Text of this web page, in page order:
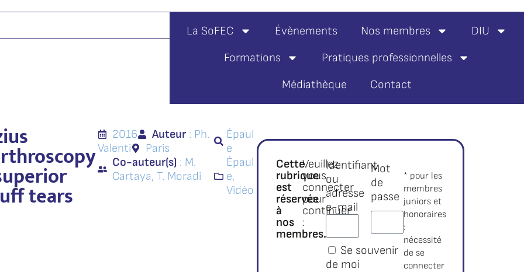
La SoFEC Évènements Nos membres
DIU
Formations
Pratiques professionnelles
Médiathèque
Contact
tears
2016 Auteur : Ph.
Valenti
Paris
Co-auteur(s) : M.
Cartaya, T. Moradi
Épaul
e
Épaul
e,
Vidéo
Cette
rubrique
est
réservée
à
nos
membres.*
Veuillez
vous
connecter
pour
continuer
:
Identifiant
ou
adresse
e-mail
Mot
de
passe
Se souvenir
de moi
* pour les
membres
juniors et
honoraires
:
nécessité
de se
connecter